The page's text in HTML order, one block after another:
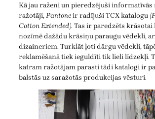
Kā jau raženi un pieredzējuši informatīvās
ražotāji,Pantoneir radījuši TCX katalogu
Cotton Extended). Tas ir paredzēts
nozīmē dažādu krāsiņu paraugu vēdekli,
dizaineriem. Turklāt ļoti dārgu vēdekli,
reklamēšanā tiek ieguldīti tik lieli līdzekļi.
katram ražotājam parasti tādi katalogi ir
balstās uz saražotās produkcijas vēsturi.